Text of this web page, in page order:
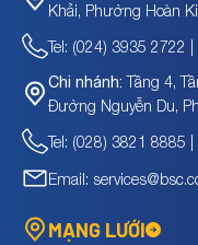
Khải, Phường Hoàn
Tel: (024) 3935 2722
Chi nhánh: Tầng 4,
Đường Nguyễn Du,
Tel: (028) 3821 8885
Email:
MẠNG LƯỚI